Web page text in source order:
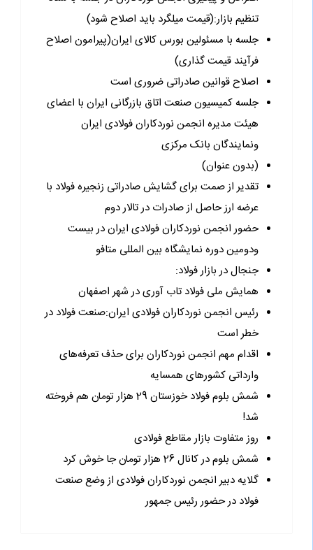
تنظیم بازار:(قیمت میلگرد باید اصلاح شود)
جلسه با مسئولین بورس کالای ایران(پیرامون اصلاح
فرآیند قیمت گذاری)
اصلاح قوانین صادراتی ضروری است
جلسه کمیسیون صنعت اتاق بازرگانی ایران با اعضای
هیئت مدیره انجمن نوردکاران فولادی ایران
ونمایندگان بانک مرکزی
(بدون عنوان)
تقدیر از صمت برای گشایش صادراتی زنجیره فولاد با
عرضه ارز حاصل از صادرات در تالار دوم
حضور انجمن نوردکاران فولادی ایران در بیست
ودومین دوره نمایشگاه بین المللی متافو
جنجال در بازار فولاد:
همایش ملی فولاد تاب آوری در شهر اصفهان
رئیس انجمن نوردکاران فولادی ایران:صنعت فولاد در
خطر است
اقدام مهم انجمن نوردکاران برای حذف تعرفه‌های
وارداتی کشورهای همسایه
شمش بلوم فولاد خوزستان 29 هزار تومان هم فروخته
شد!
روز متفاوت بازار مقاطع فولادی
شمش بلوم در کانال 26 هزار تومان جا خوش کرد
گلایه دبیر انجمن نوردکاران فولادی از وضع صنعت
فولاد در حضور رئیس جمهور